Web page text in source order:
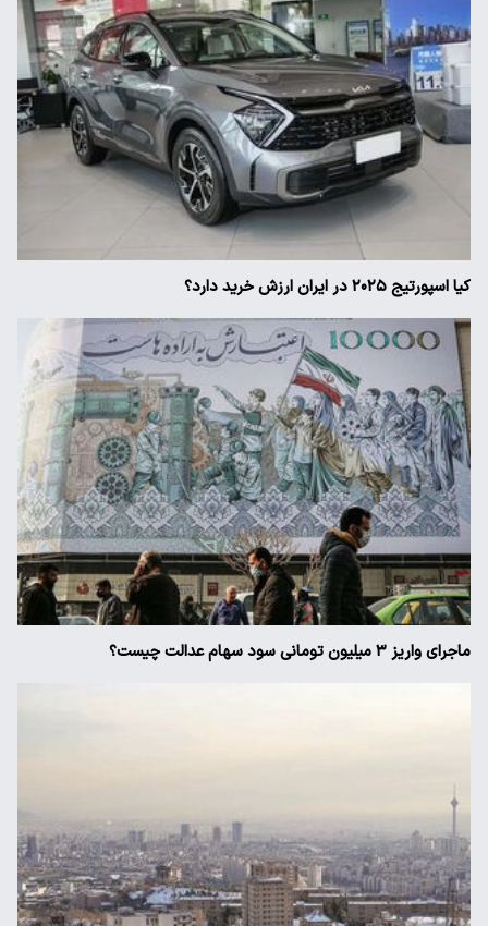
کیا اسپورتیج ۲۰۲۵ در ایران ارزش خرید دارد؟
ماجرای واریز ۳ میلیون تومانی سود سهام عدالت چیست؟